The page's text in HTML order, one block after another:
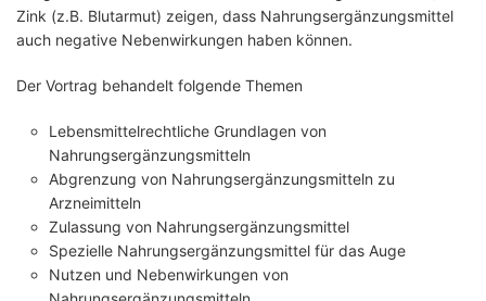
Zink (z.B. Blutarmut) zeigen, dass Nahrungsergänzungsmittel
auch negative Nebenwirkungen haben können.
Der Vortrag behandelt folgende Themen
Lebensmittelrechtliche Grundlagen von
Nahrungsergänzungsmitteln
Abgrenzung von Nahrungsergänzungsmitteln zu
Arzneimitteln
Zulassung von Nahrungsergänzungsmittel
Spezielle Nahrungsergänzungsmittel für das Auge
Nutzen und Nebenwirkungen von